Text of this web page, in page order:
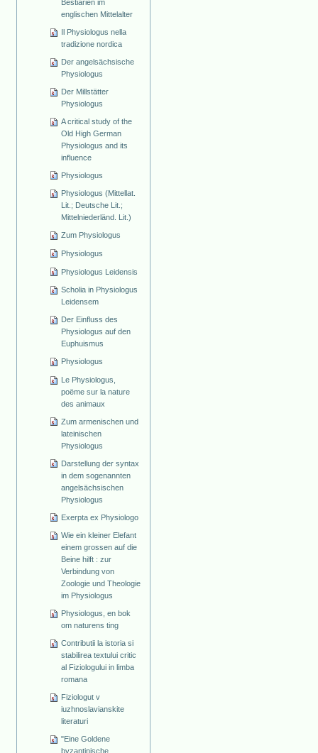
Bestiarien im
englischen Mittelalter
Il Physiologus nella
tradizione nordica
Der angelsächsische
Physiologus
Der Millstätter
Physiologus
A critical study of the
Old High German
Physiologus and its
influence
Physiologus
Physiologus (Mittellat.
Lit.; Deutsche Lit.;
Mittelniederländ. Lit.)
Zum Physiologus
Physiologus
Physiologus Leidensis
Scholia in Physiologus
Leidensem
Der Einfluss des
Physiologus auf den
Euphuismus
Physiologus
Le Physiologus,
poëme sur la nature
des animaux
Zum armenischen und
lateinischen
Physiologus
Darstellung der syntax
in dem sogenannten
angelsächsischen
Physiologus
Exerpta ex Physiologo
Wie ein kleiner Elefant
einem grossen auf die
Beine hilft : zur
Verbindung von
Zoologie und Theologie
im Physiologus
Physiologus, en bok
om naturens ting
Contributii la istoria si
stabilirea textului critic
al Fiziologului in limba
romana
Fiziologut v
iuzhnoslavianskite
literaturi
"Eine Goldene
byzantinische